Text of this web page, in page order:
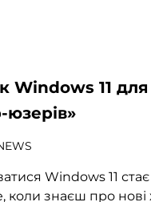
Windows 11
юзерів»
Windows 11
коли знаєш про